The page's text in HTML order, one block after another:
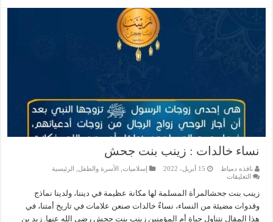
نساء خالدات : زينب بنت جحش
نافذه دمياط 15 أبريل، 2022 إسلاميات, الأسرة والطفل
الرئيسية
التعليقاتعلى
خالدات
زينب
زينب بنت جحشالمرأة المسلمة لها مكانة عظيمة في ديننا، ولدينا نماذج
وقدوات مضيئة من النساء، نساءٌ خالدات صنعن علامات في تاريخ أمتنا، في
هذا المقال نتناول حياة أم المؤمنين زينب بنت جحش رضي الله عنها. زيد بن